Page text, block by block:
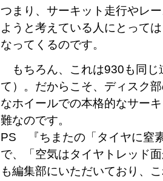
つまり、サーキット走行やレ
ようと考えている人にとって
なってくるのです。
もちろん、これは930も同じ
て）。だからこそ、ディスク
なホイールでの本格的なサー
難なのです。
PS 『ちまたの「タイヤに窒
で、「空気はタイヤトレッド
も編集部にいただいており、